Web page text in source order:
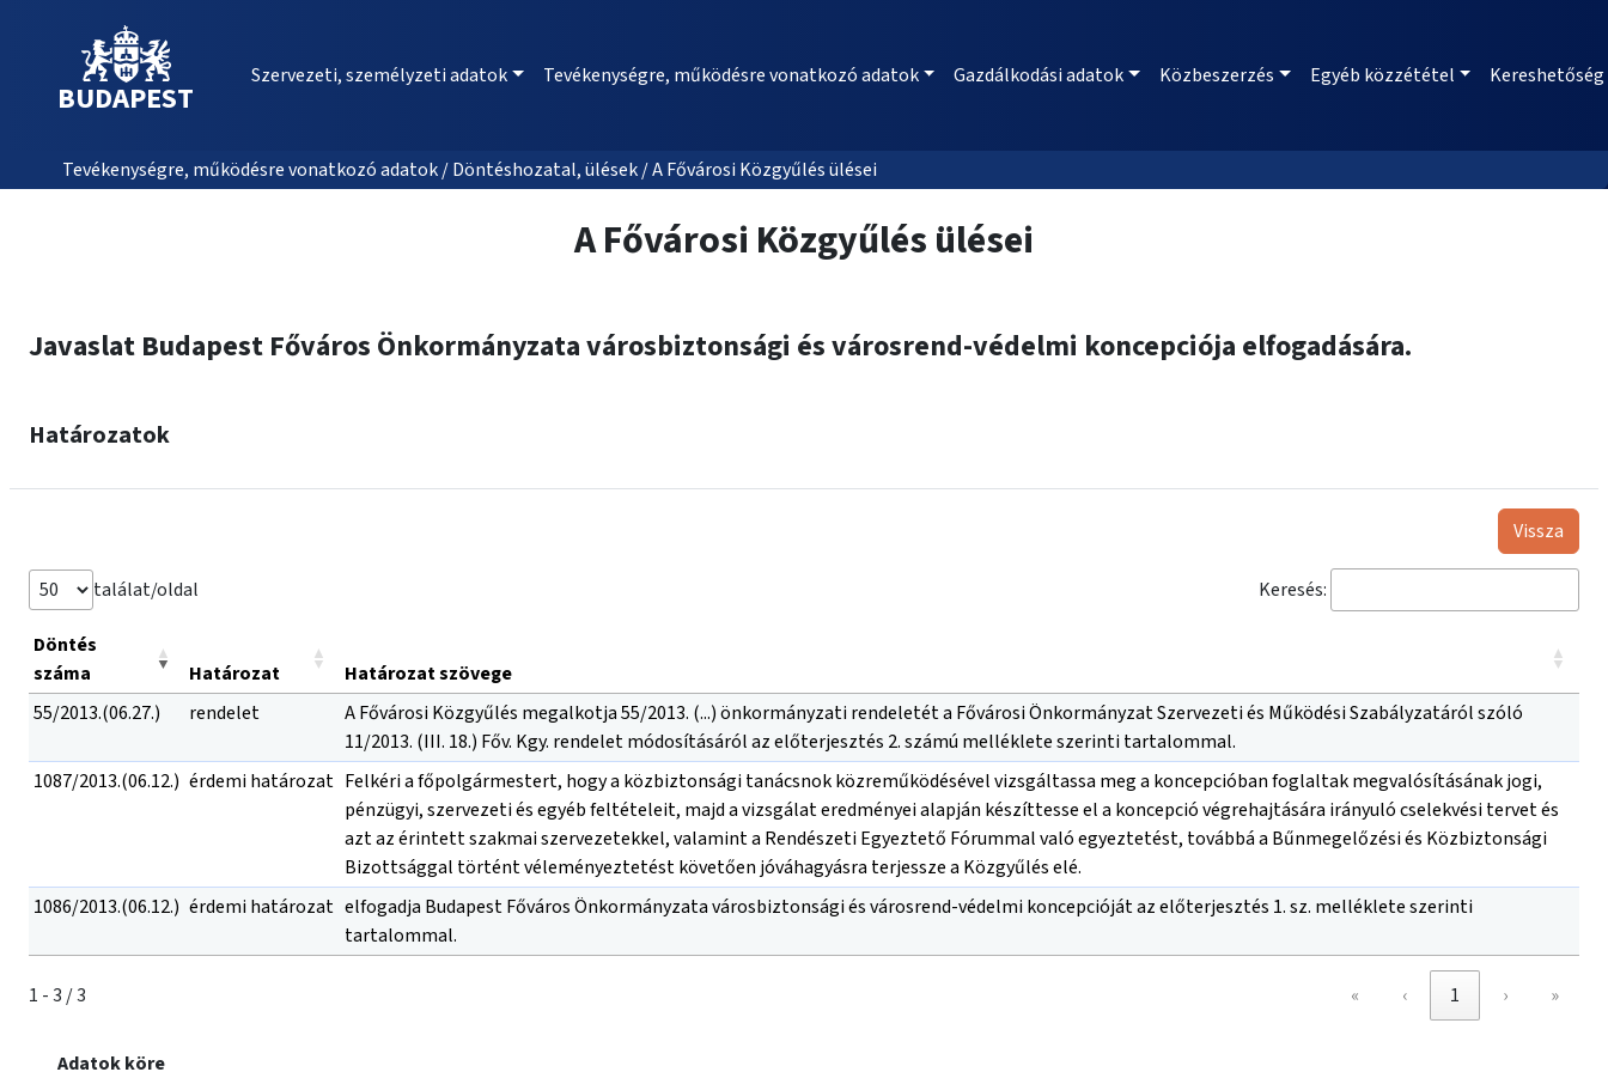
BUDAPEST
Szervezeti, személyzeti adatok Tevékenységre, működésre vonatkozó adatok Gazdálkodási adatok Közbeszerzés Egyéb közzététel Kereshetőség
Tevékenységre, működésre vonatkozó adatok / Döntéshozatal, ülések / A Fővárosi Közgyűlés ülései
A Fővárosi Közgyűlés ülései
Javaslat Budapest Főváros Önkormányzata városbiztonsági és városrend-védelmi koncepciója elfogadására.
Határozatok
Vissza
találat/oldal Keresés:
Döntés
száma
Határozat
Határozat szövege
55/2013.(06.27.)
rendelet
A Fővárosi Közgyűlés megalkotja 55/2013. (...) önkormányzati rendeletét a Fővárosi Önkormányzat Szervezeti és Működési Szabályzatáról szóló
11/2013. (III. 18.) Főv. Kgy. rendelet módosításáról az előterjesztés 2. számú melléklete szerinti tartalommal.
1087/2013.(06.12.) érdemi határozat Felkéri a főpolgármestert, hogy a közbiztonsági tanácsnok közreműködésével vizsgáltassa meg a koncepcióban foglaltak megvalósításának jogi,
pénzügyi, szervezeti és egyéb feltételeit, majd a vizsgálat eredményei alapján készíttesse el a koncepció végrehajtására irányuló cselekvési tervet és
azt az érintett szakmai szervezetekkel, valamint a Rendészeti Egyeztető Fórummal való egyeztetést, továbbá a Bűnmegelőzési és Közbiztonsági
Bizottsággal történt véleményeztetést követően jóváhagyásra terjessze a Közgyűlés elé.
1086/2013.(06.12.) érdemi határozat elfogadja Budapest Főváros Önkormányzata városbiztonsági és városrend-védelmi koncepcióját az előterjesztés 1. sz. melléklete szerinti
tartalommal.
1 - 3 / 3 « ‹ 1 › »
Adatok köre